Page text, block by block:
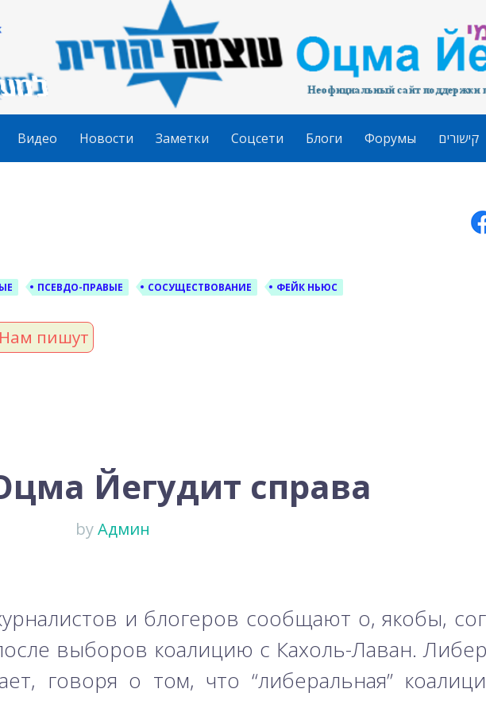
Видео Новости Заметки Соцсети Блоги Форумы קישורים
ПСЕВДО-ПРАВЫЕ СОСУЩЕСТВОВАНИЕ ФЕЙК НЬЮС
Нам пишут
Йегудит справа
byАдмин
и блогеров сообщают о, якобы,
выборов коалицию с Кахоль-Лаван.
говоря о том, что “либеральная”